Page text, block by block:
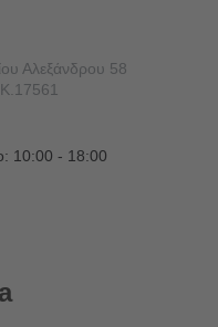
Αλεξάνδρου 58
10:00 - 18:00